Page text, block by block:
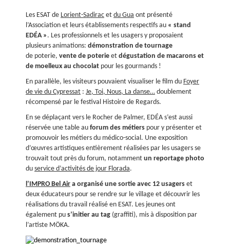
Les ESAT de Lorient-Sadirac et du Gua ont présenté
l’Association et leurs établissements respectifs au « stand
EDÉA » . Les professionnels et les usagers y proposaient
plusieurs animations: démonstration de tournage
de poterie, vente de poterie et dégustation de macarons et
de moelleux au chocolat pour les gourmands !
En parallèle, les visiteurs pouvaient visualiser le film du Foyer
de vie du Cypressat : Je, Toi, Nous, La danse… doublement
récompensé par le festival Histoire de Regards.
En se déplaçant vers le Rocher de Palmer, EDÉA s’est aussi
réservée une table au forum des métiers pour y présenter et
promouvoir les métiers du médico-social. Une exposition
d’œuvres artistiques entièrement réalisées par les usagers se
trouvait tout près du forum, notamment un reportage photo
du service d’activités de jour Florada.
l’IMPRO Bel Air a organisé une sortie avec 12 usagers et
deux éducateurs pour se rendre sur le village et découvrir les
réalisations du travail réalisé en ESAT. Les jeunes ont
également pu s’initier au tag (graffiti), mis à disposition par
l’artiste MÖKA.